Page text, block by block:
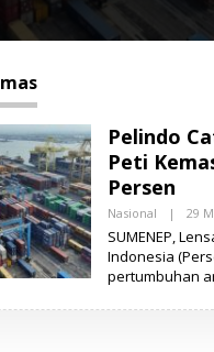
Pelindo
Peti
Persen
Nasional | 29
SUMENEP,
Indonesia
pertumbuhan